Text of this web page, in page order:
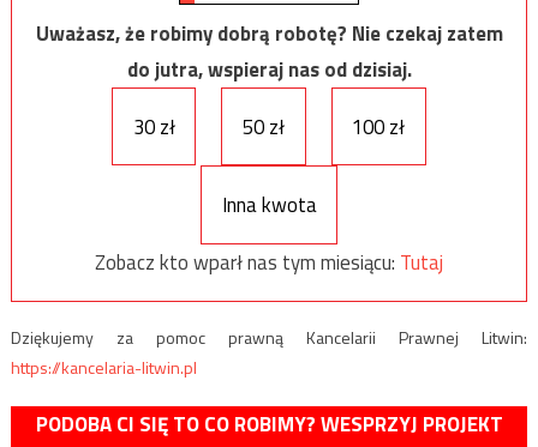
Uważasz, że robimy dobrą robotę? Nie czekaj zatem
do jutra, wspieraj nas od dzisiaj.
30 zł
50 zł 100 zł
Inna kwota
Zobacz kto wparł nas tym miesiącu: Tutaj
Dziękujemy za pomoc prawną Kancelarii Prawnej Litwin:
https://kancelaria-litwin.pl
PODOBA CI SIĘ TO CO ROBIMY? WESPRZYJ PROJEKT